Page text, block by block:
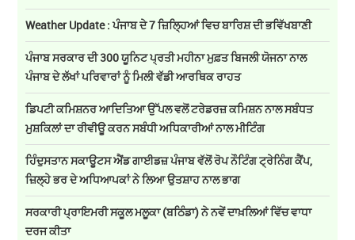
Weather Update : ਪੰਜਾਬ ਦੇ 7 ਜ਼ਿਲ੍ਹਿਆਂ ਵਿਚ ਬਾਰਿਸ਼ ਦੀ ਭਵਿੱਖਬਾਣੀ
ਪੰਜਾਬ ਸਰਕਾਰ ਦੀ 300 ਯੂਨਿਟ ਪ੍ਰਤੀ ਮਹੀਨਾ ਮੁਫ਼ਤ ਬਿਜਲੀ ਯੋਜਨਾ ਨਾਲ
ਪੰਜਾਬ ਦੇ ਲੱਖਾਂ ਪਰਿਵਾਰਾਂ ਨੂੰ ਮਿਲੀ ਵੱਡੀ ਆਰਥਿਕ ਰਾਹਤ
ਡਿਪਟੀ ਕਮਿਸ਼ਨਰ ਆਦਿਤਿਆ ਉੱਪਲ ਵਲੋਂ ਟਰੇਡਰਜ਼ ਕਮਿਸ਼ਨ ਨਾਲ ਸਬੰਧਤ
ਮੁਸ਼ਕਿਲਾਂ ਦਾ ਰੀਵੀਊ ਕਰਨ ਸਬੰਧੀ ਅਧਿਕਾਰੀਆਂ ਨਾਲ ਮੀਟਿੰਗ
ਹਿੰਦੁਸਤਾਨ ਸਕਾਊਟਸ ਐਂਡ ਗਾਈਡਜ਼ ਪੰਜਾਬ ਵੱਲੋਂ ਰੋਪ ਨੌਟਿੰਗ ਟ੍ਰੇਨਿੰਗ ਕੈਂਪ,
ਜ਼ਿਲ੍ਹੇ ਭਰ ਦੇ ਅਧਿਆਪਕਾਂ ਨੇ ਲਿਆ ਉਤਸ਼ਾਹ ਨਾਲ ਭਾਗ
ਸਰਕਾਰੀ ਪ੍ਰਾਇਮਰੀ ਸਕੂਲ ਮਲੂਕਾ (ਬਠਿੰਡਾ) ਨੇ ਨਵੇਂ ਦਾਖ਼ਲਿਆਂ ਵਿੱਚ ਵਾਧਾ
ਦਰਜ ਕੀਤਾ